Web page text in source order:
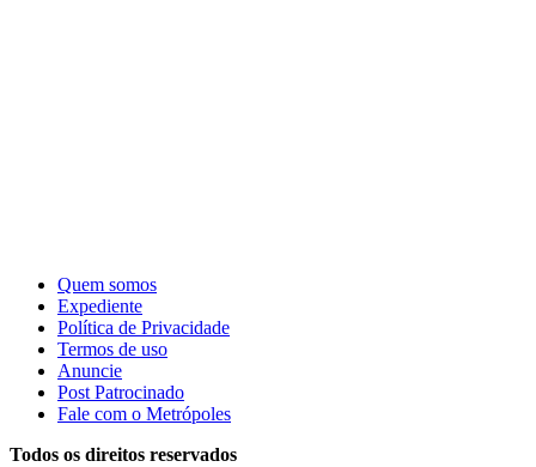
Quem somos
Expediente
Política de Privacidade
Termos de uso
Anuncie
Post Patrocinado
Fale com o Metrópoles
Todos os direitos reservados